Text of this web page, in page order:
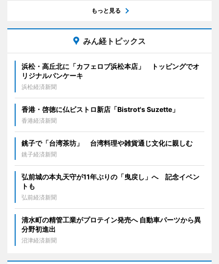
もっと見る
みん経トピックス
浜松・高丘北に「カフェロブ浜松本店」 トッピングでオ
リジナルパンケーキ
浜松経済新聞
香港・啓徳に仏ビストロ新店「Bistrot's Suzette」
香港経済新聞
銚子で「台湾茶坊」 台湾料理や雑貨通じ文化に親しむ
銚子経済新聞
弘前城の本丸天守が11年ぶりの「曳戻し」へ 記念イベン
トも
弘前経済新聞
清水町の精管工業がプロテイン発売へ 自動車パーツから異
分野初進出
沼津経済新聞